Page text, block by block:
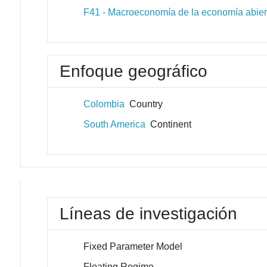
F41 - Macroeconomía de la economía
Enfoque geográfico
Colombia Country
South America Continent
Líneas de investigación
Fixed Parameter Model